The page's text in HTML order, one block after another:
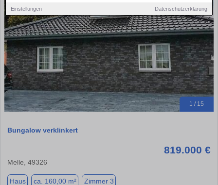
Einstellungen Datenschutzerklärung
1 / 15
Bungalow verklinkert
819.000 €
Melle, 49326
Haus ca. 160,00 m² Zimmer 3